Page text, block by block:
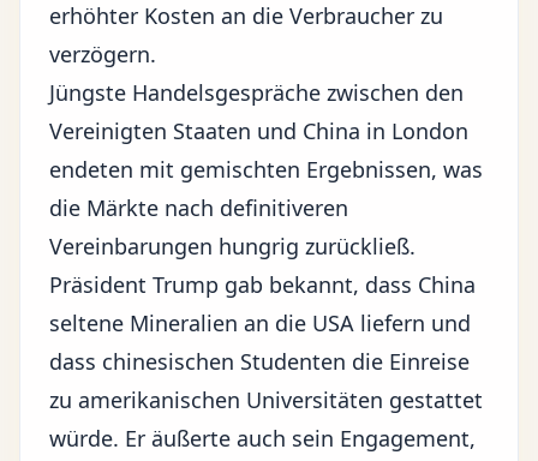
erhöhter Kosten an die Verbraucher zu
verzögern.
Jüngste Handelsgespräche zwischen den
Vereinigten Staaten und China in London
endeten mit gemischten Ergebnissen, was
die Märkte nach definitiveren
Vereinbarungen hungrig zurückließ.
Präsident Trump gab bekannt, dass China
seltene Mineralien an die USA liefern und
dass chinesischen Studenten die Einreise
zu amerikanischen Universitäten gestattet
würde. Er äußerte auch sein Engagement,